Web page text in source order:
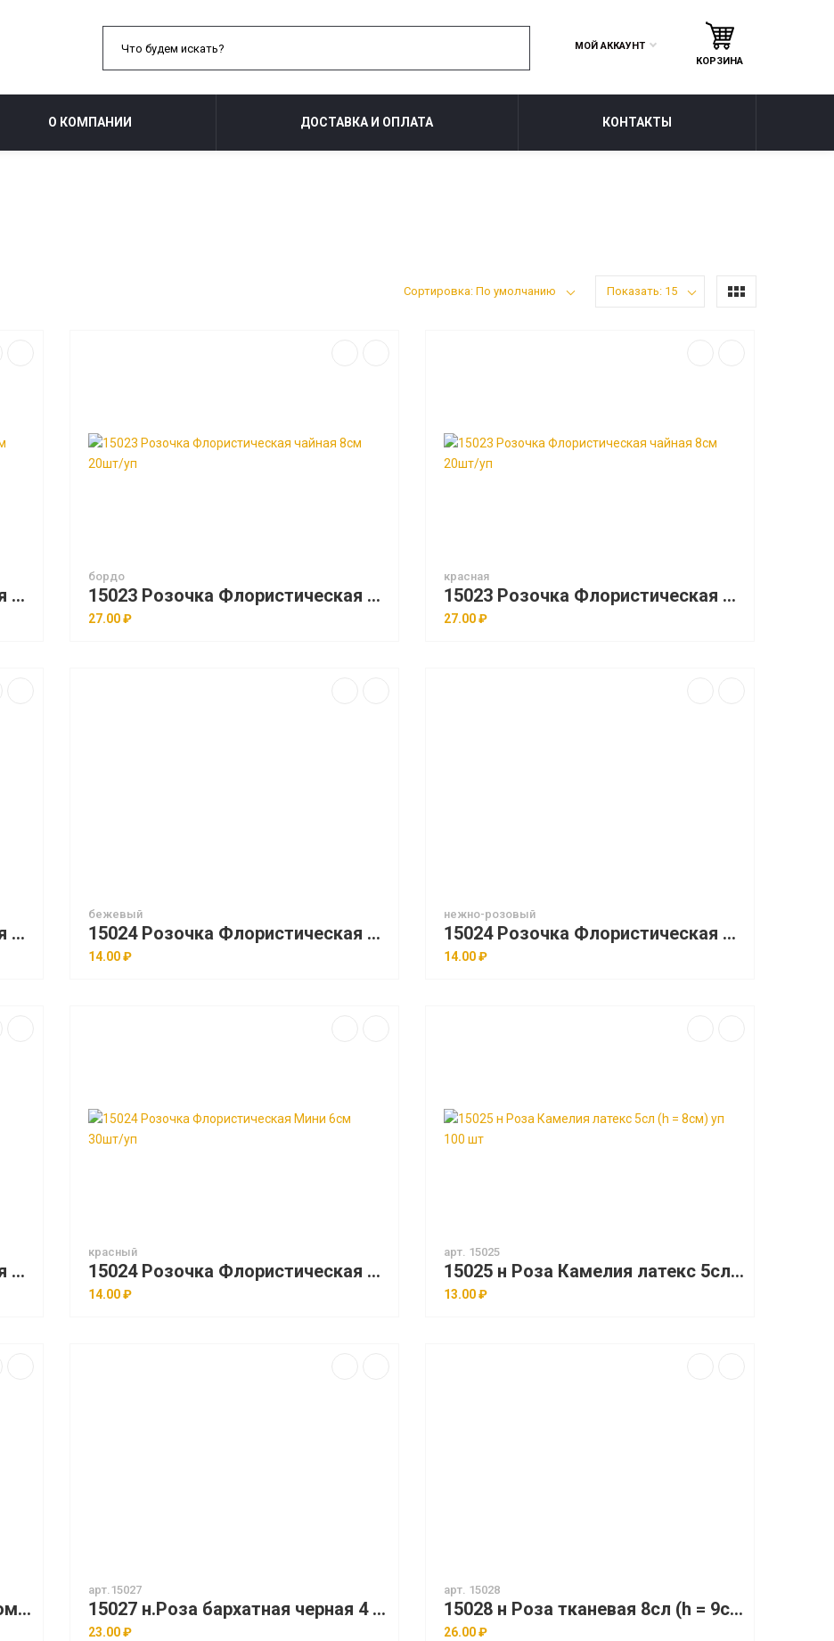
МОЙ АККАУНТ
КОРЗИНА
О КОМПАНИИ ДОСТАВКА И ОПЛАТА КОНТАКТЫ
Сортировка: По умолчанию Показать: 15
15023 Розочка Флористическая чайная 8см 20шт/уп
бордо
15023 Розочка Флористическая чайная 8см 20шт/уп
27.00 ₽
красная
15023 Розочка Флористическая чайная 8см 20шт/уп
27.00 ₽
15023 Розочка Флористическая чайная 8см 20шт/уп
бежевый
15024 Розочка Флористическая Мини 6см 30шт/уп
14.00 ₽
нежно-розовый
15024 Розочка Флористическая Мини 6см 30шт/уп
14.00 ₽
15024 Розочка Флористическая Мини 6см 30шт/уп
красный
15024 Розочка Флористическая Мини 6см 30шт/уп
14.00 ₽
арт. 15025
15025 н Роза Камелия латекс 5сл (h = 8см) уп 100 шт
13.00 ₽
15026 н Калла латекс с пестиком h=20см (d = 11см) уп 50 шт
арт.15027
15027 н.Роза бархатная черная 4 слоя (d = 14 см) уп 100шт.
23.00 ₽
арт. 15028
15028 н Роза тканевая 8сл (h = 9см) уп 50шт
26.00 ₽